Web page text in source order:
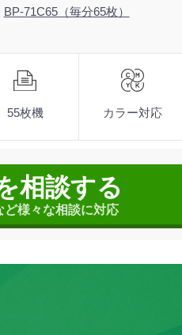
BP-71C65（毎分65枚）
■連続複写速度（A4ヨコ）：モ
■両面同時読取の原稿送り装置を
▼BP-71Cシリーズ 製品ラインナ
BP-71C26（毎分26枚）
BP-71C45（毎分45枚）
55枚機 カラー対応
相談する
様々な相談に対応